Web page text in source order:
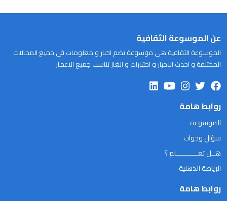
عن الموسوعة الثقافية
الموسوعة الثقافية هى موسوعة تضم اخبار و معلومات فى جميع المجالات
المختلفة و احدث الاخبار و اختبارات و الغاز تناسب جميع الاعمار
روابط هامة
الموسوعة
سؤال وجواب
هــل تعـــــــــــلم ؟
الرياضة الذهنية
روابط هامة